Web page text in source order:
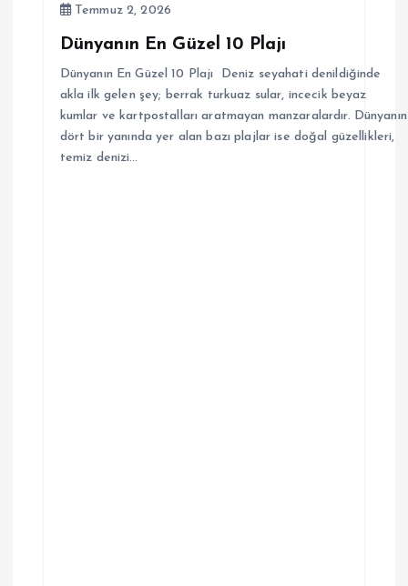
Temmuz 2, 2026
Dünyanın En Güzel 10 Plajı
Dünyanın En Güzel 10 Plajı Deniz seyahati denildiğinde
akla ilk gelen şey; berrak turkuaz sular, incecik beyaz
kumlar ve kartpostalları aratmayan manzaralardır. Dünyanın
dört bir yanında yer alan bazı plajlar ise doğal güzellikleri,
temiz denizi…